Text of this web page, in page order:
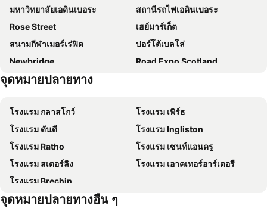
Hampton by Hilton Edinburgh Airport
The Bridge Inn
hub by Premier Inn Edinburgh Royal Mile hotel
Dalmahoy Hotel & Country Club
Edinburgh House Hotel
Sheraton Grand Hotel & Spa, Edinburgh
a&o Edinburgh City
Best Western Kings Manor
Staycity Aparthotels, Edinburgh, West End
Courtyard by Marriott Edinburgh West
Premier Inn Edinburgh City Centre (Waverley) hotel
Premier Inn Edinburgh City York Place
Travelodge Edinburgh Park
Leonardo Edinburgh Murrayfield
InterContinental Edinburgh The George by IHG
DoubleTree by Hilton Edinburgh City Centre
Leonardo Royal Hotel Edinburgh
Malmaison Edinburgh City
Tigerlily
มหาวิทยาลัยเอดินเบอระ
สถานีรถไฟเอดินเบอระ
Rose Street
เฮย์มาร์เก็ต
สนามกีฬาเมอร์เร่ฟิด
ปอร์โต้เบลโล่
Newbridge
Road Expo Scotland
Truckfest
Scottish Beauty Trade Fair
Edinburgh Book Fair
Victoria Street
The Witchery by the Castle
George Street Area
Wester Hailes
Falls of Clyde Wildlife Reserve
Cameron Toll
ดาลมาฮอย
Parliament House
จุดหมายปลายทาง
โรงแรม กลาสโกว์
โรงแรม เพิร์ธ
โรงแรม ดันดี
โรงแรม Ingliston
โรงแรม Ratho
โรงแรม เซนท์แอนดรู
โรงแรม สเตอร์ลิง
โรงแรม เอาคเทอร์อาร์เดอรื
โรงแรม Brechin
จุดหมายปลายทางอื่น ๆ